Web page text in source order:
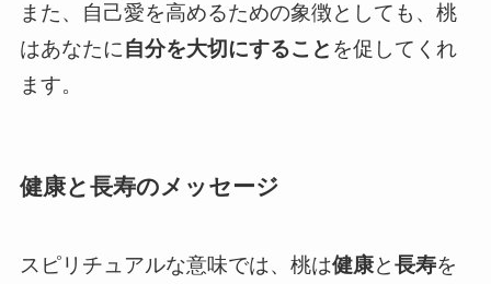
また、自己愛を高めるための象徴としても、桃
はあなたに自分を大切にすること を促してくれ
ます。
健康と長寿のメッセージ
スピリチュアルな意味では、桃は健康と長寿を